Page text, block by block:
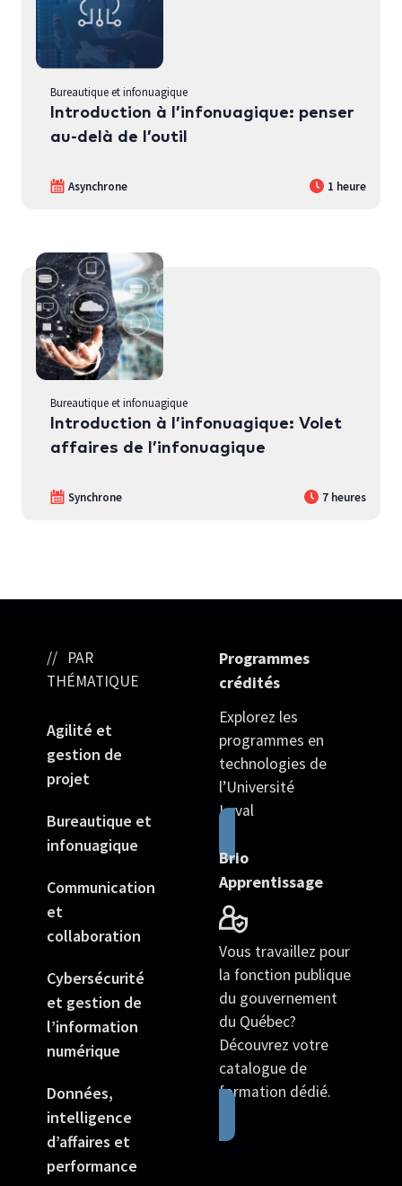
Bureautique et infonuagique
Introduction à l’infonuagique: penser
au-delà de l’outil
Asynchrone 1 heure
Bureautique et infonuagique
Introduction à l’infonuagique: Volet
affaires de l’infonuagique
Synchrone 7 heures
PAR
THÉMATIQUE
Agilité et
gestion de
projet
Bureautique et
infonuagique
Communication
et
collaboration
Cybersécurité
et gestion de
l’information
numérique
Données,
intelligence
d’affaires et
performance
Programmes
crédités
Explorez les
programmes en
technologies de
l’Université
Laval
Brio
Apprentissage
Vous travaillez pour
la fonction publique
du gouvernement
du Québec?
Découvrez votre
catalogue de
formation dédié.